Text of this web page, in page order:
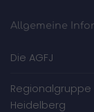
Allgemeine
Die AGFJ
Regionalgruppe
Heidelberg